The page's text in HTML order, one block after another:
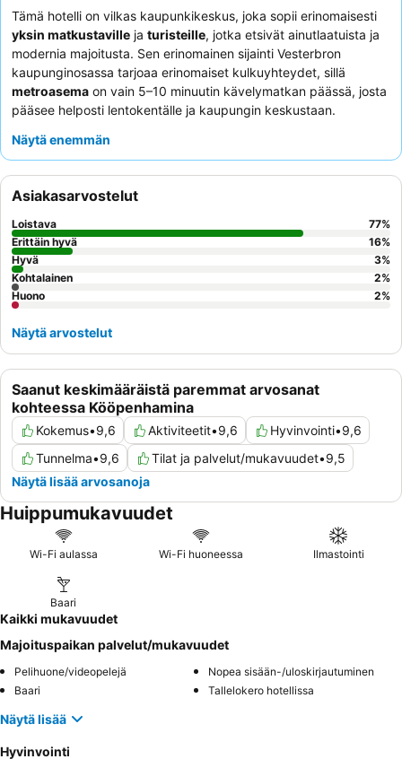
Tämä hotelli on vilkas kaupunkikeskus, joka sopii erinomaisesti
yksin matkustaville ja turisteille, jotka etsivät ainutlaatuista ja
modernia majoitusta. Sen erinomainen sijainti Vesterbron
kaupunginosassa tarjoaa erinomaiset kulkuyhteydet, sillä
metroasema on vain 5–10 minuutin kävelymatkan päässä, josta
pääsee helposti lentokentälle ja kaupungin keskustaan.
keittiötila, jotka sopivat täydellisesti rentoutumiseen ja kevyiden
poikkeuksellisen ystävällistä ja avuliasta henkilökuntaa, ja
ulkoistetut aamiaisvaihtoehdot saavat positiivista palautetta
laadustaan. Todella rauhallisen kokemuksen saamiseksi
asiakkaita kehotetaan pyytämään huonetta puutarhan puolelta.
Näytä enemmän
Saanut keskimääräistä paremmat arvosanat
kohteessa Kööpenhamina
Kokemus•9,6 Aktiviteetit•9,6 Hyvinvointi•9,6
Tunnelma•9,6 Tilat ja palvelut/mukavuudet•9,5
Näytä lisää arvosanoja
Asiakasarvostelut
Loistava 77%
Erittäin hyvä
16%
Hyvä
3%
Kohtalainen
2%
Huono
2%
Näytä arvostelut
Huippumukavuudet
Wi-Fi aulassa Wi-Fi huoneessa Ilmastointi
Baari
Kaikki mukavuudet
Majoituspaikan palvelut/mukavuudet
Pelihuone/videopelejä
Nopea sisään-/uloskirjautuminen
Baari
Tallelokero hotellissa
Näytä lisää
Hyvinvointi